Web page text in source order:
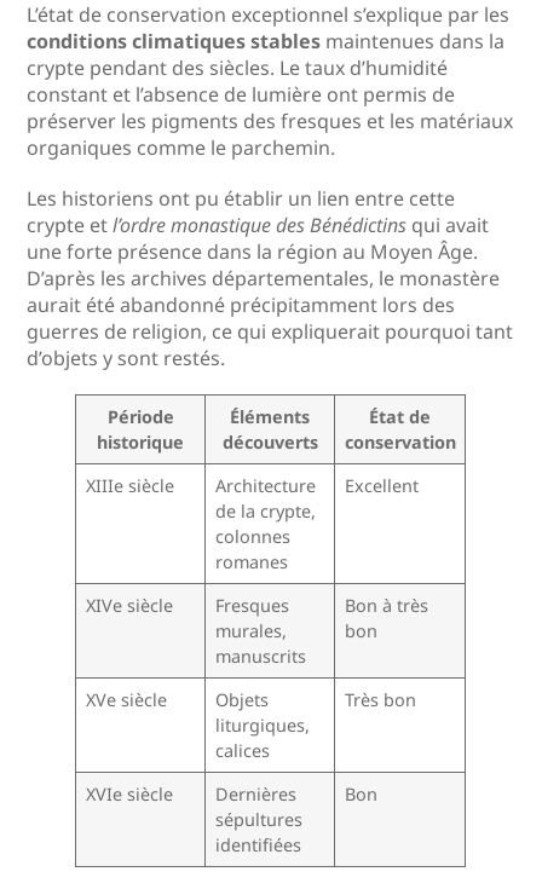
L’état de conservation exceptionnel s’explique par les
conditions climatiques stables maintenues dans la
crypte pendant des siècles. Le taux d’humidité
constant et l’absence de lumière ont permis de
préserver les pigments des fresques et les matériaux
organiques comme le parchemin.
Les historiens ont pu établir un lien entre cette
crypte etl’ordre monastique des Bénédictins qui avait
une forte présence dans la région au Moyen Âge.
D’après les archives départementales, le monastère
aurait été abandonné précipitamment lors des
guerres de religion, ce qui expliquerait pourquoi tant
d’objets y sont restés.
Période
historique
Éléments
découverts
État de
conservation
XIIIe siècle
Architecture
de la crypte,
colonnes
romanes
Excellent
XIVe siècle
Fresques
murales,
manuscrits
Bon à très
bon
XVe siècle
Objets
liturgiques,
calices
Très bon
XVIe siècle
Dernières
sépultures
identifiées
Bon